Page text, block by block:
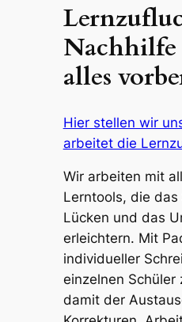
Nachhilfe
alles
Hier stellen wir
arbeitet die
Wir arbeiten mit
Lerntools, die das
Lücken und das
erleichtern. Mit
individueller
einzelnen Schüler
damit der